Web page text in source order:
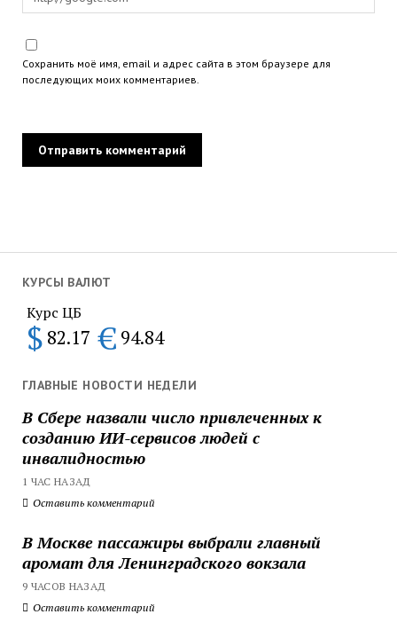
КУРСЫ ВАЛЮТ
Курс ЦБ
$ 82.17 € 94.84
ГЛАВНЫЕ НОВОСТИ НЕДЕЛИ
В Сбере назвали число привлеченных к
созданию ИИ-сервисов людей с
инвалидностью
1 ЧАС НАЗАД
Оставить комментарий
В Москве пассажиры выбрали главный
аромат для Ленинградского вокзала
9 ЧАСОВ НАЗАД
Оставить комментарий
Сохранить моё имя, email и адрес сайта в этом браузере для
последующих моих комментариев.